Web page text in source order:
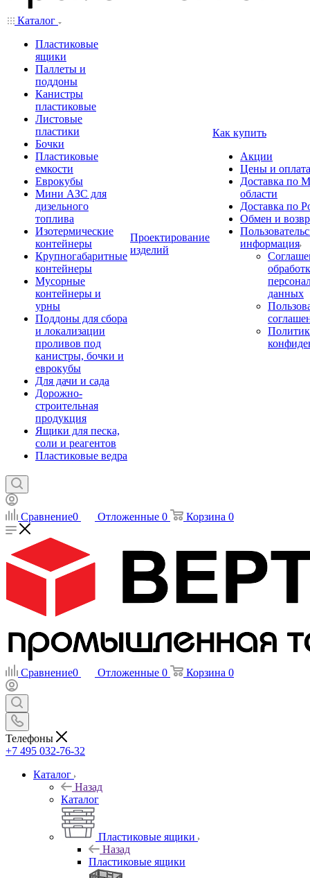
Каталог
Пластиковые
ящики
Паллеты и
поддоны
Канистры
пластиковые
Листовые
пластики
Бочки
Пластиковые
емкости
Еврокубы
Мини АЗС для
дизельного
топлива
Изотермические
контейнеры
Крупногабаритные
контейнеры
Мусорные
контейнеры и
урны
Поддоны для сбора
и локализации
проливов под
канистры, бочки и
еврокубы
Для дачи и сада
Дорожно-
строительная
продукция
Ящики для песка,
соли и реагентов
Пластиковые ведра
Проектирование
изделий
Как купить
Акции
Цены и оплата
Доставка по
области
Доставка по
Обмен и
информация
данных
Сравнение0 Отложенные 0 Корзина 0
Сравнение0 Отложенные 0 Корзина 0
Телефоны
+7 495 032-76-32
Каталог
Назад
Каталог
Пластиковые ящики
Назад
Пластиковые ящики